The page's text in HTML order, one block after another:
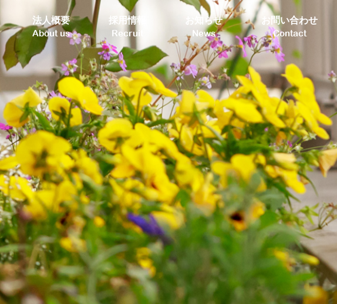
法人概要
About us
採用情報
Recruit
お知らせ
News
お問い合わせ
Contact